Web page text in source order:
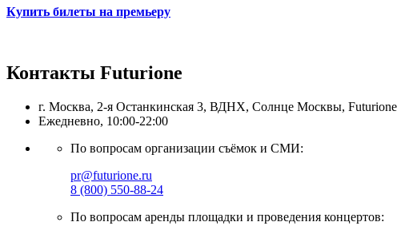
Купить билеты на премьеру
Контакты Futurione
г. Москва, 2-я Останкинская 3, ВДНХ, Солнце Москвы, Futurione
Ежедневно, 10:00-22:00
По вопросам организации съёмок и СМИ:
pr@futurione.ru
8 (800) 550-88-24
По вопросам аренды площадки и проведения концертов: